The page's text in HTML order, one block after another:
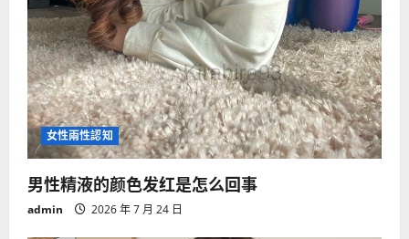
女性兩性認知
男性精液的颜色发红是怎么回事
admin 2026 年 7 月 24 日